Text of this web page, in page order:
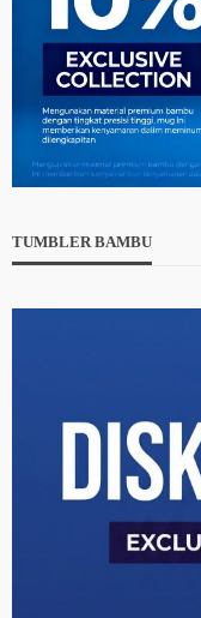
TUMBLER BAMBU